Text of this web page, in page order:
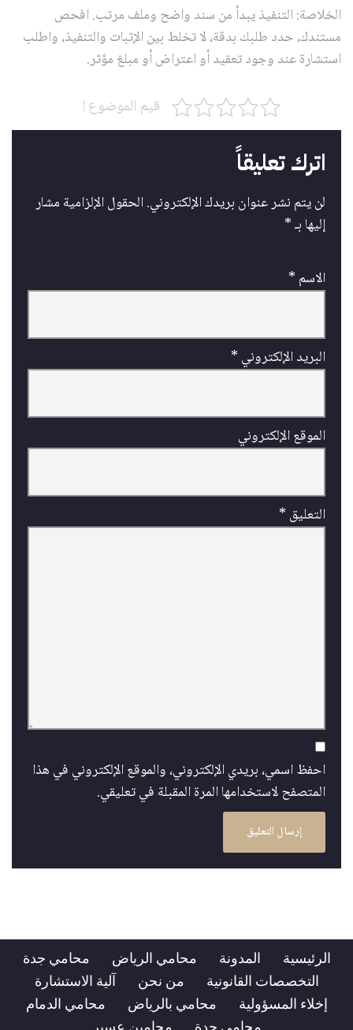
الخلاصة: التنفيذ يبدأ من سند واضح وملف مرتب. افحص
مستندك، حدد طلبك بدقة، لا تخلط بين الإثبات والتنفيذ، واطلب
استشارة عند وجود تعقيد أو اعتراض أو مبلغ مؤثر.
قيم الموضوع !
اترك تعليقاً
لن يتم نشر عنوان بريدك الإلكتروني.الحقول الإلزامية مشار
إليها بـ*
الاسم *
البريد الإلكتروني *
الموقع الإلكتروني
التعليق *
احفظ اسمي، بريدي الإلكتروني، والموقع الإلكتروني في هذا
المتصفح لاستخدامها المرة المقبلة في تعليقي.
الرئيسية المدونة محامي الرياض
محامي جدة
التخصصات القانونية
من نحن
آلية الاستشارة
إخلاء المسؤولية
محامي بالرياض
محامي الدمام
محامي جدة
محامين عسير